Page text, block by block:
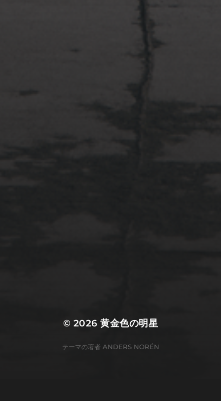
© 2026黄金色の明星
テーマの著者 ANDERS NORÉN